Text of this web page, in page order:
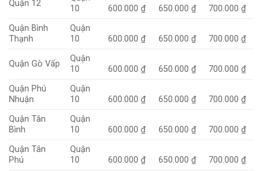
Quận 12
10
600.000 ₫ 650.000 ₫
700.000 ₫
Quận Bình
Thạnh
Quận
10
600.000 ₫ 650.000 ₫ 700.000 ₫
Quận Gò Vấp
Quận
10
600.000 ₫ 650.000 ₫
700.000 ₫
Quận Phú
Nhuận
Quận
10
600.000 ₫ 650.000 ₫
700.000 ₫
Quận Tân
Bình
Quận
10
600.000 ₫ 650.000 ₫
700.000 ₫
Quận Tân
Phú
Quận
10
600.000 ₫ 650.000 ₫
700.000 ₫